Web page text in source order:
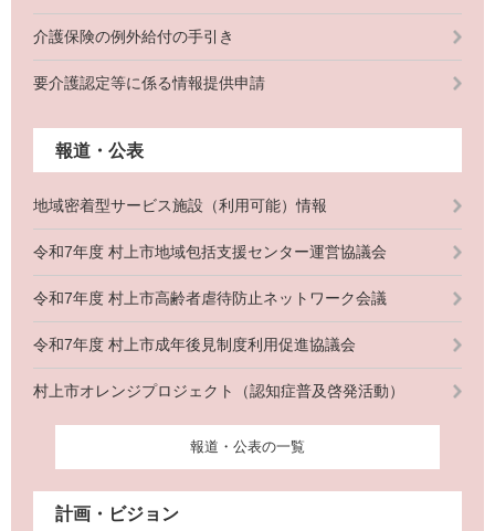
介護保険の例外給付の手引き
要介護認定等に係る情報提供申請
報道・公表
地域密着型サービス施設（利用可能）情報
令和7年度 村上市地域包括支援センター運営協議会
令和7年度 村上市高齢者虐待防止ネットワーク会議
令和7年度 村上市成年後見制度利用促進協議会
村上市オレンジプロジェクト（認知症普及啓発活動）
報道・公表の一覧
計画・ビジョン